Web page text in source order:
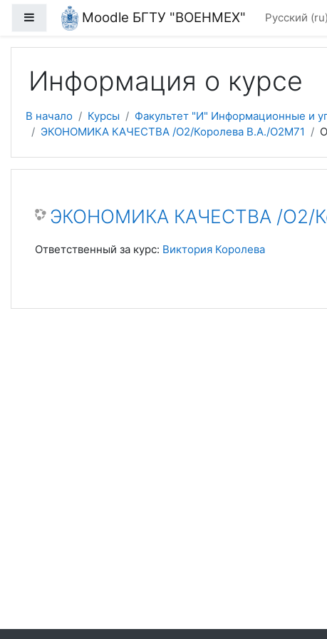
Перейти к основному содержанию
Боковая панельMoodle БГТУ "ВОЕНМЕХ" Русский ‎(ru)‎
Информация о курсе
В начало Курсы Факультет "И" Информационные и
ЭКОНОМИКА КАЧЕСТВА /О2/Королева В.А./О2М71
ЭКОНОМИКА КАЧЕСТВА /О2/
Ответственный за курс: Виктория Королева